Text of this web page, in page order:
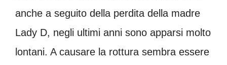
anche a seguito della perdita della madre
Lady D, negli ultimi anni sono apparsi molto
lontani. A causare la rottura sembra essere